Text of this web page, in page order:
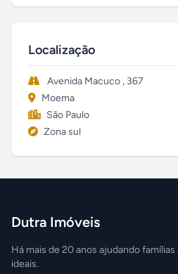
Localização
Avenida Macuco , 367
Moema
São Paulo
Zona sul
Dutra Imóveis
Há mais de 20 anos ajudando
ideais.